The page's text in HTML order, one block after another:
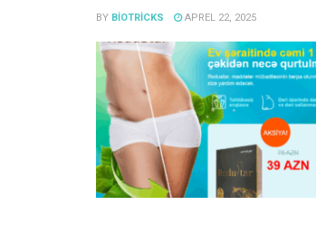
BY BIOTRICKS APREL 22, 2025